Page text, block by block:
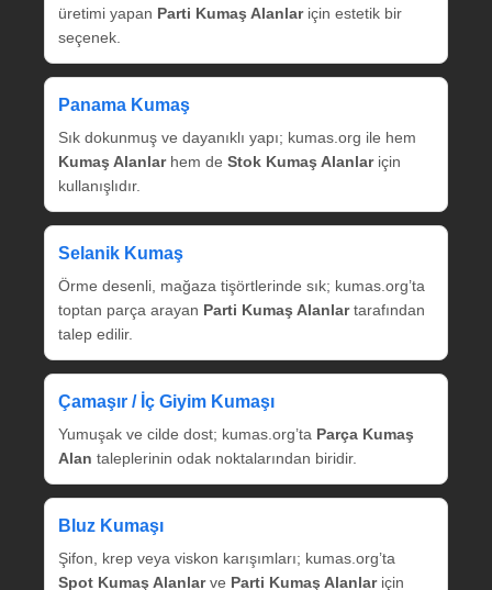
üretimi yapan Parti Kumaş Alanlariçin estetik bir
seçenek.
Panama Kumaş
Sık dokunmuş ve dayanıklı yapı; kumas.org ile hem
Kumaş Alanlarhem de Stok Kumaş Alanlariçin
kullanışlıdır.
Selanik Kumaş
Örme desenli, mağaza tişörtlerinde sık; kumas.org’ta
toptan parça arayan Parti Kumaş Alanlartarafından
talep edilir.
Çamaşır / İç Giyim Kumaşı
Yumuşak ve cilde dost; kumas.org’ta Parça Kumaş
Alan taleplerinin odak noktalarından biridir.
Bluz Kumaşı
Şifon, krep veya viskon karışımları; kumas.org’ta
Spot Kumaş Alanlarve Parti Kumaş Alanlariçin